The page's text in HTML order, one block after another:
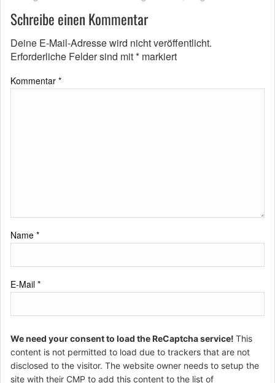
Schreibe einen Kommentar
Deine E-Mail-Adresse wird nicht veröffentlicht.
Erforderliche Felder sind mit* markiert
Kommentar *
Name *
E-Mail *
We need your consent to load the ReCaptcha service! This
content is not permitted to load due to trackers that are not
disclosed to the visitor. The website owner needs to setup the
site with their CMP to add this content to the list of